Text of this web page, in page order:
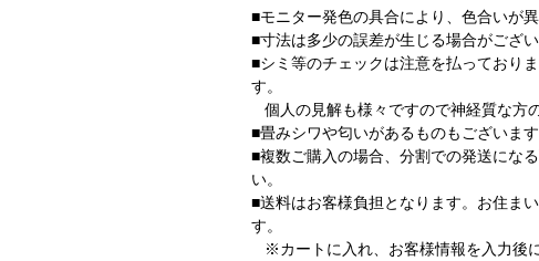
■モニター発色の具合により、色合いが
■寸法は多少の誤差が生じる場合がござ
■シミ等のチェックは注意を払っており
す。
個人の見解も様々ですので神経質な方
■畳みシワや匂いがあるものもございます
■複数ご購入の場合、分割での発送にな
い。
■送料はお客様負担となります。お住ま
す。
※カートに入れ、お客様情報を入力後